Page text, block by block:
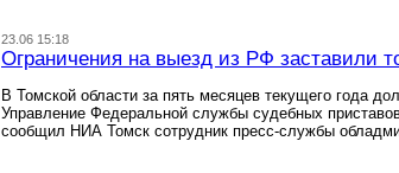
23.06 15:18
Ограничения на выезд из РФ заставили
В Томской области за пять месяцев текущего года
Управление Федеральной службы судебных
сообщил НИА Томск сотрудник пресс-службы